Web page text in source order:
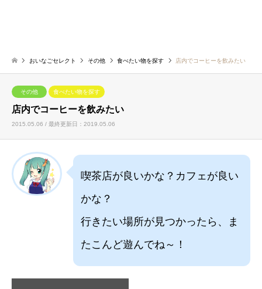
おいなごセレクト その他 食べたい物を探す 店内でコーヒーを飲みたい
その他 食べたい物を探す
店内でコーヒーを飲みたい
2015.05.06 / 最終更新日：2019.05.06
喫茶店が良いかな？カフェが良い
かな？
行きたい場所が見つかったら、ま
たこんど遊んでね～！